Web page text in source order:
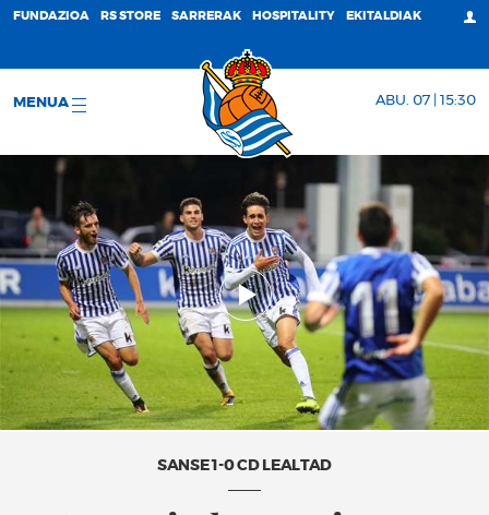
FUNDAZIOA RS STORE SARRERAK HOSPITALITY EKITALDIAK
MENUA ABU. 07 | 15:30
SANSE 1-0 CD LEALTAD